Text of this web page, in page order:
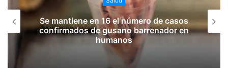
Se mantiene en 16 el número de casos
confirmados de gusano barrenador en
humanos